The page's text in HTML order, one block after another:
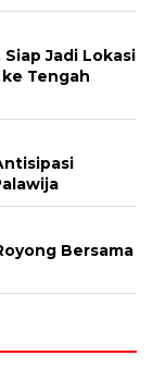
Jadi Lokasi
ke Tengah
Bersama